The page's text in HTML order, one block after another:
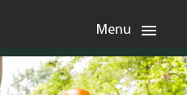
Menu menu